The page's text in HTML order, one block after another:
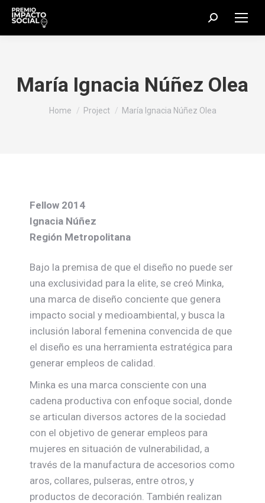
Search:
María Ignacia Núñez Olea
You are here:
Home Project María Ignacia Núñez Olea
Fellow 2014
Ignacia Núñez
Región Metropolitana
Bajo la premisa de que el diseño no puede ser
una exclusividad para la elite, se creó Minka,
una marca de diseño conciente que genera
impacto social y medioambiental, y busca la
inclusión laboral femenina convencida de que
el diseño es una herramienta estratégica para
generar empleos de calidad.
Minka es una marca consciente con una
cadena productiva con enfoque social, donde
se articulan diversos actores de la sociedad
con el objetivo de generar empleos para
mujeres en situación de vulnerabilidad, a
través de la manufactura de accesorios como
aros, collares, pulseras, entre otros, y
productos de decoración. También realizan